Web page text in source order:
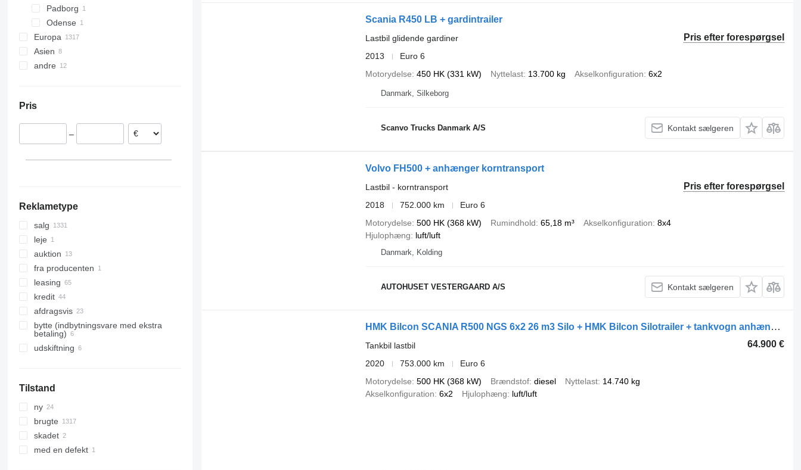
Padborg
Odense
Europa
Polen
Rumænien
Ungarn
Asien
Kina
andre
Pris
–
Reklametype
salg
leje
auktion
fra producenten
leasing
kredit
afdragsvis
bytte (indbytningsvare med ekstra
betaling)
udskiftning
Tilstand
ny
brugte
skadet
med en defekt
Scania R450 LB + gardintrailer
Pris efter forespørgsel
Lastbil glidende gardiner
2013
Euro 6
Motorydelse 450 HK (331 kW) Nyttelast 13.700 kg Akselkonfiguration 6x2
Danmark, Silkeborg
Scanvo Trucks Danmark A/S Kontakt sælgeren
Volvo FH500 + anhænger korntransport
Pris efter forespørgsel
Lastbil - korntransport
2018
752.000 km
Euro 6
Motorydelse 500 HK (368 kW) Rumindhold 65,18 m³ Akselkonfiguration 8x4
Hjulophæng
luft/luft
Danmark, Kolding
AUTOHUSET VESTERGAARD A/S Kontakt sælgeren
HMK Bilcon SCANIA R500 NGS 6x2 26 m3 Silo + HMK Bilcon Silotrailer + tankvogn anhænger
64.900 €
Tankbil lastbil
2020
753.000 km
Euro 6
Motorydelse 500 HK (368 kW) Brændstof diesel Nyttelast 14.740 kg
Akselkonfiguration 6x2 Hjulophæng luft/luft